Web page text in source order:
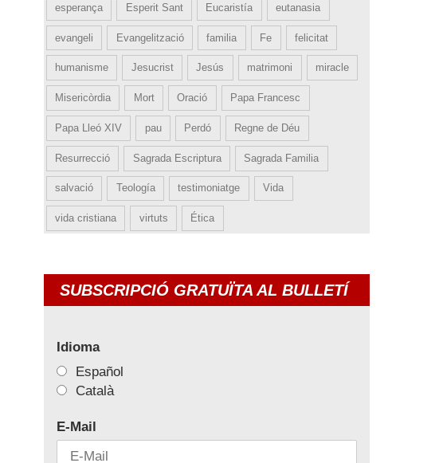
esperança Esperit Sant Eucaristía eutanasia
evangeli Evangelització familia Fe felicitat
humanisme Jesucrist Jesús matrimoni miracle
Misericòrdia Mort Oració Papa Francesc
Papa Lleó XIV pau Perdó Regne de Déu
Resurrecció Sagrada Escriptura Sagrada Familia
salvació Teología testimoniatge Vida
vida cristiana virtuts Ética
SUBSCRIPCIÓ GRATUÏTA AL BULLETÍ
Idioma
Español
Català
E-Mail